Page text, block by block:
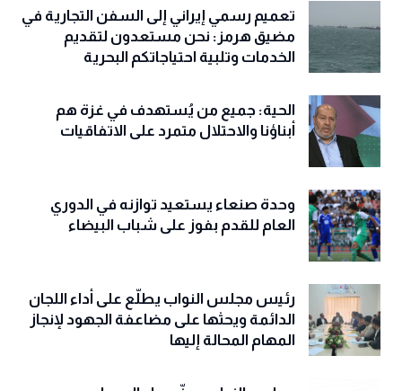
تعميم رسمي إيراني إلى السفن التجارية في
مضيق هرمز: نحن مستعدون لتقديم
الخدمات وتلبية احتياجاتكم البحرية
الحية: جميع من يُستهدف في غزة هم
أبناؤنا والاحتلال متمرد على الاتفاقيات
وحدة صنعاء يستعيد توازنه في الدوري
العام للقدم بفوز على شباب البيضاء
رئيس مجلس النواب يطلّع على أداء اللجان
الدائمة ويحثها على مضاعفة الجهود لإنجاز
المهام المحالة إليها